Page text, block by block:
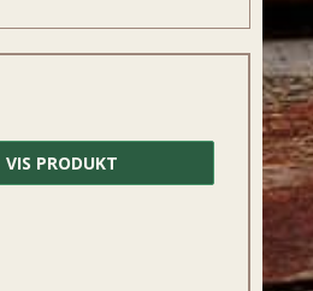
VIS PRODUKT